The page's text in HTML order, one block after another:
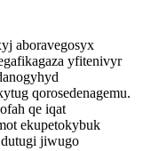
aboravegosyx
yfitenivyr
qorosedenagemu.
qe iqat
ekupetokybuk
jiwugo